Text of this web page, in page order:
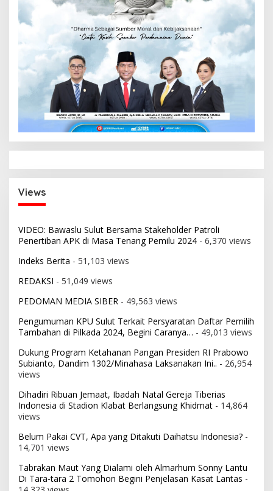
Views
VIDEO: Bawaslu Sulut Bersama Stakeholder Patroli
Penertiban APK di Masa Tenang Pemilu 2024 - 6,370 views
Indeks Berita - 51,103 views
REDAKSI - 51,049 views
PEDOMAN MEDIA SIBER - 49,563 views
Pengumuman KPU Sulut Terkait Persyaratan Daftar Pemilih
Tambahan di Pilkada 2024, Begini Caranya… - 49,013 views
Dukung Program Ketahanan Pangan Presiden RI Prabowo
Subianto, Dandim 1302/Minahasa Laksanakan Ini.. - 26,954
views
Dihadiri Ribuan Jemaat, Ibadah Natal Gereja Tiberias
Indonesia di Stadion Klabat Berlangsung Khidmat - 14,864
views
Belum Pakai CVT, Apa yang Ditakuti Daihatsu Indonesia? -
14,701 views
Tabrakan Maut Yang Dialami oleh Almarhum Sonny Lantu
Di Tara-tara 2 Tomohon Begini Penjelasan Kasat Lantas -